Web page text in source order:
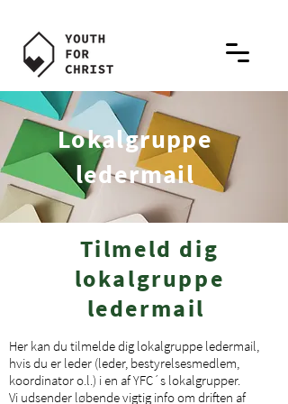
Lokalgruppe
ledermail
Tilmeld dig
lokalgruppe
ledermail
Her kan du tilmelde dig lokalgruppe ledermail,
hvis du er leder (leder, bestyrelsesmedlem,
koordinator o.l.) i en af YFC´s lokalgrupper.
Vi udsender løbende vigtig info om driften af